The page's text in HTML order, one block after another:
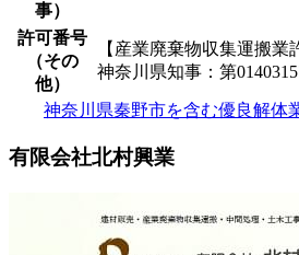
事）
許可番号
（その
他）
【産業廃棄物収集運搬業
神奈川県知事：第
神奈川県秦野市を含む優良解体
有限会社北村興業